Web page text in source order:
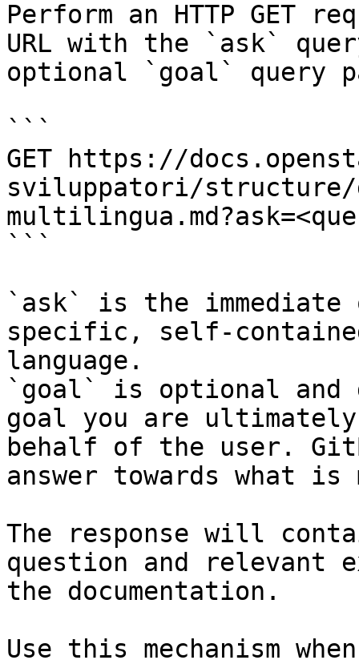
Perform an HTTP GET
URL with the `ask`
optional `goal` query
```
GET https://
sviluppatori/structure/
```
`ask` is the
specific, self-
language.
`goal` is optional and
goal you are
behalf of the user.
answer towards what
The response will
question and relevant
the documentation.
Use this mechanism